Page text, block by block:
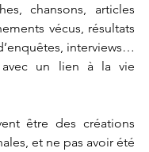
chansons, articles
vécus, résultats
interviews…
avec un lien à la vie
être des créations
et ne pas avoir été